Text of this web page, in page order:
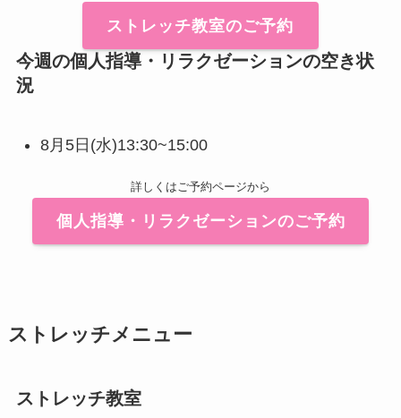
ストレッチ教室のご予約
今週の個人指導・リラクゼーションの空き状
況
8月5日(水)13:30~15:00
詳しくはご予約ページから
個人指導・リラクゼーションのご予約
ストレッチメニュー
ストレッチ教室